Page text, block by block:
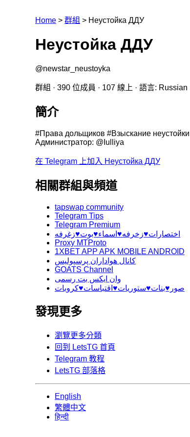
Home > 群組 > Неустойка ДДУ
Неустойка ДДУ
@newstar_neustoyka
群組 · 390 位成員 · 107 線上 · 語言:
簡介
#Права дольщиков #Взыскание
Администратор: @Iulliya
在 Telegram 上加入 Неустойка ДДУ
相關群組與頻道
tapswap community
Telegram Tips
Telegram Premium
اختصارات♥️زخرفه♥️اسماء♥️بوت♥️زغرفه
Proxy MTProto
1XBET APP APK MOBILE ANDROID
کانال هواداران پرسپولیس
GOATS Channel
وان ایکس بت رسمی
صور♥️بنات♥️ستوريات♥️اقتباسات♥️كروبات
發現更多
瀏覽更多分類
回到 LetsTG 首頁
Telegram 教程
LetsTG 部落格
English
繁體中文
हिन्दी